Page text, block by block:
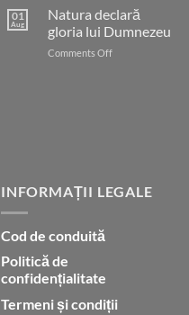
nostru
ești
în
01
Aug
Natura declară
gloria lui Dumnezeu
Comments Offon
INFORMAȚII LEGALE
Cod de conduită
Politică de
confidențialitate
Termeni și condiții